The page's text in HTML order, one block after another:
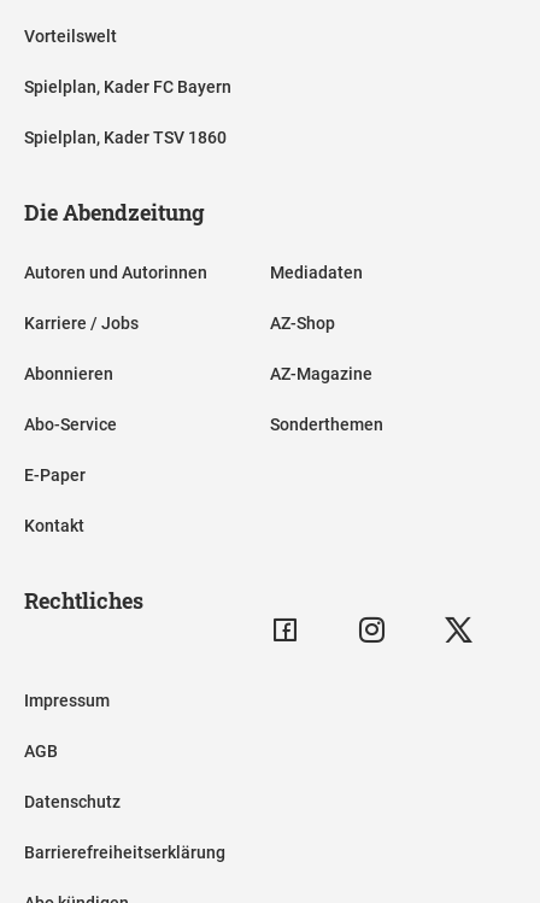
Vorteilswelt
Spielplan, Kader FC Bayern
Spielplan, Kader TSV 1860
Die Abendzeitung
Autoren und Autorinnen
Karriere / Jobs
Abonnieren
Abo-Service
E-Paper
Kontakt
Mediadaten
AZ-Shop
AZ-Magazine
Sonderthemen
Rechtliches
Impressum
AGB
Datenschutz
Barrierefreiheitserklärung